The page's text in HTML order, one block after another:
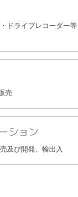
ドライブレコーダー
売
ション
及び開発、輸出入